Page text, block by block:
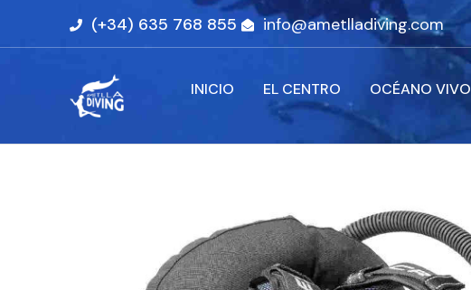
(+34) 635 768 855 info@ametlladiving.com
INICIO EL CENTRO OCÉANO VIVO